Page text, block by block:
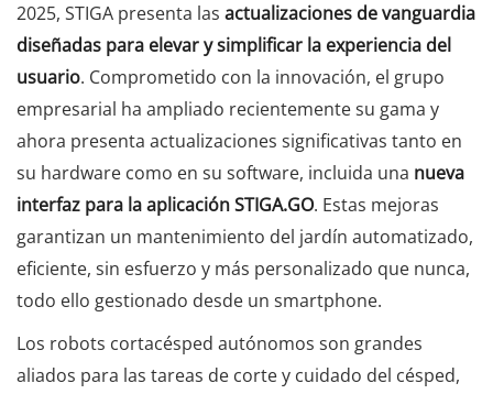
2025, STIGA presenta las actualizaciones de vanguardia
diseñadas para elevar y simplificar la experiencia del
usuario. Comprometido con la innovación, el grupo
empresarial ha ampliado recientemente su gama y
ahora presenta actualizaciones significativas tanto en
su hardware como en su software, incluida una nueva
interfaz para la aplicación STIGA.GO. Estas mejoras
garantizan un mantenimiento del jardín automatizado,
eficiente, sin esfuerzo y más personalizado que nunca,
todo ello gestionado desde un smartphone.
Los robots cortacésped autónomos son grandes
aliados para las tareas de corte y cuidado del césped,